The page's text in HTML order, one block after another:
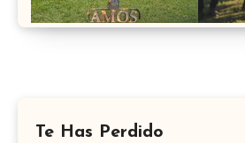
Te Has Perdido